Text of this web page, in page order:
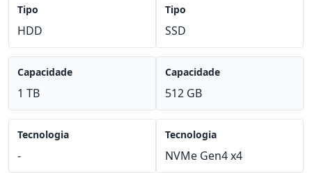
Tipo
HDD
Capacidade
1 TB
Tecnologia
-
Tipo
SSD
Capacidade
512 GB
Tecnologia
NVMe Gen4 x4